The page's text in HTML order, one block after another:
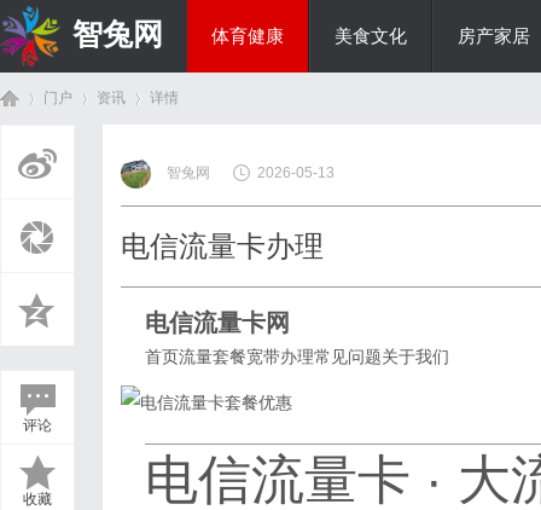
智兔网 体育健康 美食文化 房产家居
门户 资讯
›
详情
评论
收藏
智兔网 2026-05-13
电信流量卡办理
电信流量卡网
首页流量套餐宽带办理常见问题关于我们
电信流量卡 · 大